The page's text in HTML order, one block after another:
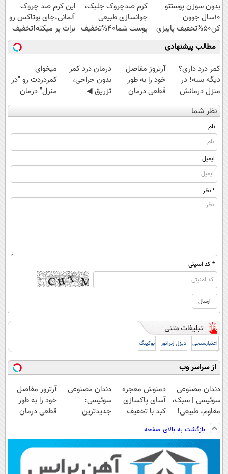
ویژه
بدون سوزن پوستتو
10سال جوون
کن50%تخفیف پاییزی
کرم ضدچروک جلبک،
جوانسازی طبیعی
پوست شما40%تخفیف
این کرم ضد چروک
آلمانی،جای بوتاکس رو
برات پر میکنه!تخفیف
تا امشب
مطالب پیشنهادی
کمر درد داری؟
دیگه بسه! در
منزل درمانش
کن
(◀پرسش‌نامه)
آرتروز مفاصل
خود را به طور
قطعی درمان
کنید!
◗پرسش‌نامه◖
درمان درد کمر
بدون جراحی،
تزریق ◀
پرسش‌نامه رو پر
کن ▶
میخوای
کمردردت رو "در
منزل" درمان
کنی؟ (◂فیلم +
◂پرسش‌نامه)
نظر شما
نام
ایمیل
* نظر
* کد امنیتی
اعتبارسنجی دیزل ژنراتور بوکینگ
از سراسر وب
دندان مصنوعی
سوئیسی | سبک،
مقاوم، طبیعی!
ویزیت
رایگان+پرداخت
اقساطی😍
دمنوش معجزه
آسای پاکسازی
کبد با تخفیف
دندان مصنوعی
سوئیسی:
جدیدترین
پرداخت قسطی
آرتروز مفاصل
خود را به طور
قطعی درمان
بازگشت به بالای صفحه